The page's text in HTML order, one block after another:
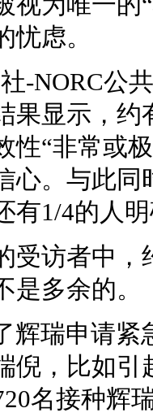
虑。
-NORC公
果显示，
性“非常或
心。与此
有1/4的人
受访者中
多余的。
辉瑞申请
倪，比如
名接种辉